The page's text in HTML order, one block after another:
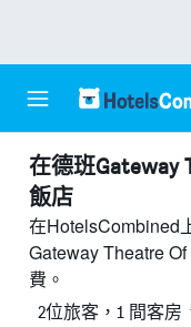
在德班Gateway
飯店
在HotelsCombined
Gateway Theatre
費。
2位旅客，1 間客房